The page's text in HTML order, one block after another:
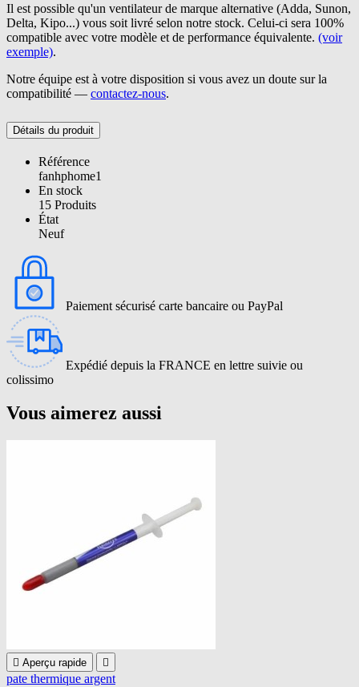
Il est possible qu'un ventilateur de marque alternative (Adda, Sunon,
Delta, Kipo...) vous soit livré selon notre stock. Celui-ci sera 100%
compatible avec votre modèle et de performance équivalente. (voir
exemple).
Notre équipe est à votre disposition si vous avez un doute sur la
compatibilité — contactez-nous.
Détails du produit
Référence
fanhphome1
En stock
15 Produits
État
Neuf
Paiement sécurisé carte bancaire ou PayPal
Expédié depuis la FRANCE en lettre suivie ou
colissimo
Vous aimerez aussi
 Aperçu rapide 
pate thermique argent